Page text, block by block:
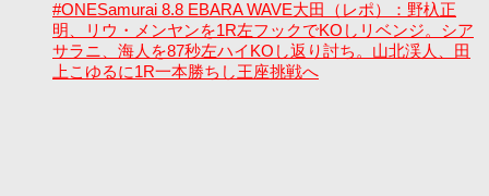
#ONESamurai 8.8 EBARA WAVE大田（レポ）：野杁正
明、リウ・メンヤンを1R左フックでKOしリベンジ。シア
サラニ、海人を87秒左ハイKOし返り討ち。山北渓人、田
上こゆるに1R一本勝ちし王座挑戦へ